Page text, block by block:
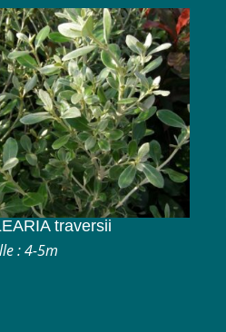
traversii
: 4-5m